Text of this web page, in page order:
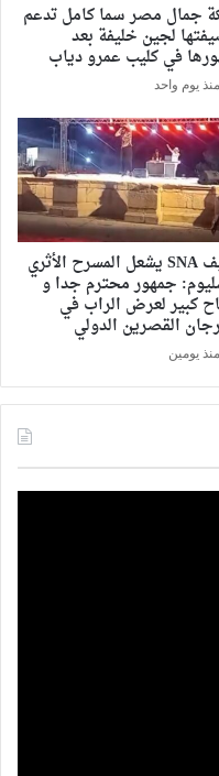
جمال مصر سما كامل تدعم
لجين خليفة بعد
في كليب عمرو دياب
منذ يوم واحد
سيف SNA يشعل المسرح الأثري
جمهور محترم جدا و
كبير لعرض الراب في
القصرين الدولي
منذ يومين